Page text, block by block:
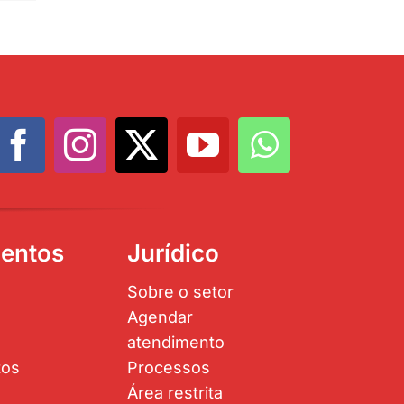
Jurídico
Sobre o setor
Agendar
atendimento
Processos
Área restrita